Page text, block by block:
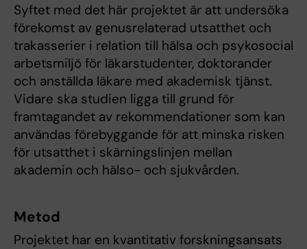
Syftet med det här projektet är att undersöka
förekomst av genusrelaterad utsatthet och
trakasserier i relation till hälsa och psykosocial
arbetsmiljö för läkarstudenter, doktorander
och anställda läkare med akademisk tjänst.
Vidare ska studien ligga till grund för
framtagandet av rekommendationer som kan
användas förebyggande för att minska risken
för utsatthet i skärningslinjen mellan
akademin och hälso- och sjukvården.
Metod
Projektet har en kvantitativ forskningsansats